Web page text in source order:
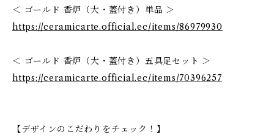
＜ ゴールド 香炉（大・蓋付き）単品 ＞
https://ceramicarte.official.ec/items/86979930
＜ ゴールド 香炉（大・蓋付き）五具足セット ＞
https://ceramicarte.official.ec/items/70396257
【デザインのこだわりをチェック！】